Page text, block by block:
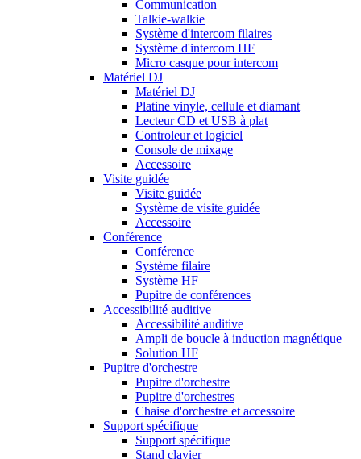
Communication
Talkie-walkie
Système d'intercom filaires
Système d'intercom HF
Micro casque pour intercom
Matériel DJ
Matériel DJ
Platine vinyle, cellule et diamant
Lecteur CD et USB à plat
Controleur et logiciel
Console de mixage
Accessoire
Visite guidée
Visite guidée
Système de visite guidée
Accessoire
Conférence
Conférence
Système filaire
Système HF
Pupitre de conférences
Accessibilité auditive
Accessibilité auditive
Ampli de boucle à induction magnétique
Solution HF
Pupitre d'orchestre
Pupitre d'orchestre
Pupitre d'orchestres
Chaise d'orchestre et accessoire
Support spécifique
Support spécifique
Stand clavier